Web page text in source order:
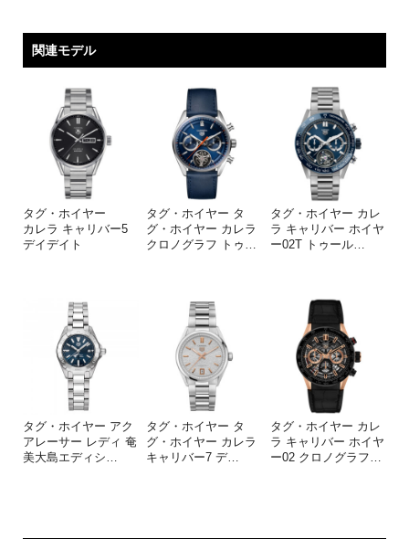
関連モデル
タグ・ホイヤー
カレラ キャリバー5
デイデイト
タグ・ホイヤー タ
グ・ホイヤー カレラ
クロノグラフ トゥ …
タグ・ホイヤー カレ
ラ キャリバー ホイヤ
ー02T トゥール…
タグ・ホイヤー アク
アレーサー レディ 奄
美大島エディシ
タグ・ホイヤー タ
グ・ホイヤー カレラ
キャリバー7 デ…
タグ・ホイヤー カレ
ラ キャリバー ホイヤ
ー02 クロノグラフ